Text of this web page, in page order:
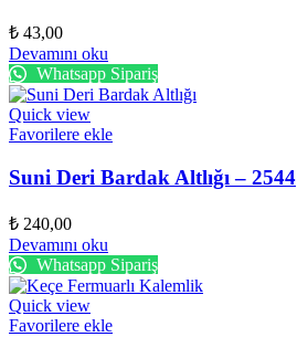
₺ 43,00
Devamını oku
Whatsapp Sipariş
Quick view
Favorilere ekle
Suni Deri Bardak Altlığı – 2544
₺ 240,00
Devamını oku
Whatsapp Sipariş
Quick view
Favorilere ekle